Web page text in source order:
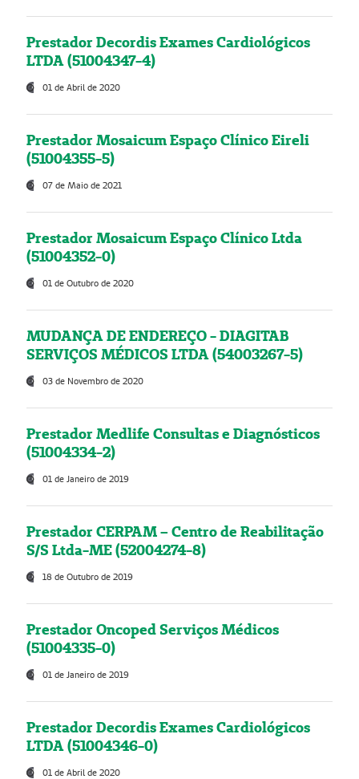
Prestador Decordis Exames Cardiológicos
LTDA (51004347-4)
01 de Abril de 2020
Prestador Mosaicum Espaço Clínico Eireli
(51004355-5)
07 de Maio de 2021
Prestador Mosaicum Espaço Clínico Ltda
(51004352-0)
01 de Outubro de 2020
MUDANÇA DE ENDEREÇO - DIAGITAB
SERVIÇOS MÉDICOS LTDA (54003267-5)
03 de Novembro de 2020
Prestador Medlife Consultas e Diagnósticos
(51004334-2)
01 de Janeiro de 2019
Prestador CERPAM – Centro de Reabilitação
S/S Ltda-ME (52004274-8)
18 de Outubro de 2019
Prestador Oncoped Serviços Médicos
(51004335-0)
01 de Janeiro de 2019
Prestador Decordis Exames Cardiológicos
LTDA (51004346-0)
01 de Abril de 2020